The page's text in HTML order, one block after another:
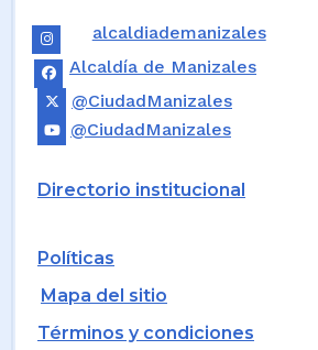
alcaldiademanizales
Alcaldía de Manizales
@CiudadManizales
@CiudadManizales
Directorio institucional
Políticas
Mapa del sitio
Términos y condiciones